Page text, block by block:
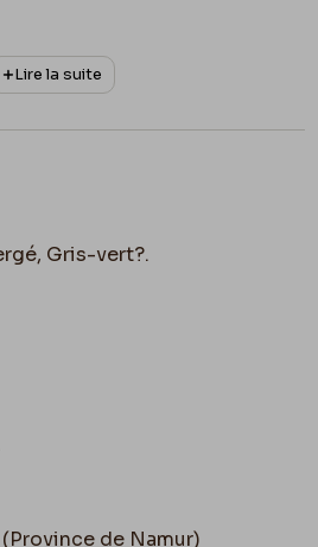
Lire la suite
Gris-vert?.
de Namur)